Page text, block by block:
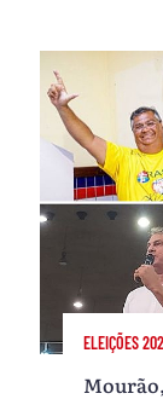
ELEIÇÕES